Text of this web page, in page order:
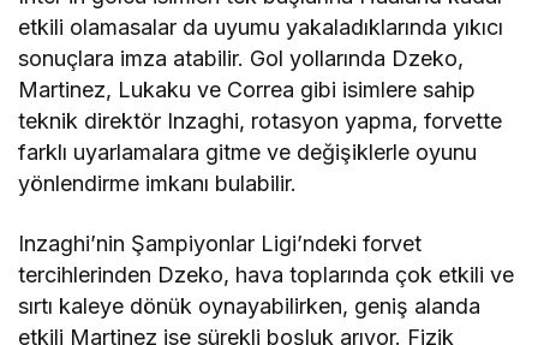
etkili olamasalar da uyumu yakaladıklarında yıkıcı
sonuçlara imza atabilir. Gol yollarında Dzeko,
Martinez, Lukaku ve Correa gibi isimlere sahip
teknik direktör Inzaghi, rotasyon yapma, forvette
farklı uyarlamalara gitme ve değişiklerle oyunu
yönlendirme imkanı bulabilir.
Inzaghi’nin Şampiyonlar Ligi’ndeki forvet
tercihlerinden Dzeko, hava toplarında çok etkili ve
sırtı kaleye dönük oynayabilirken, geniş alanda
etkili Martinez ise sürekli boşluk arıyor. Fizik